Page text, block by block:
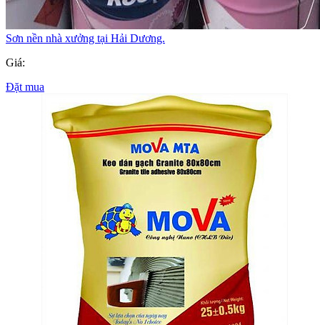
Sơn nền nhà xưởng tại Hải Dương.
Giá:
Đặt mua